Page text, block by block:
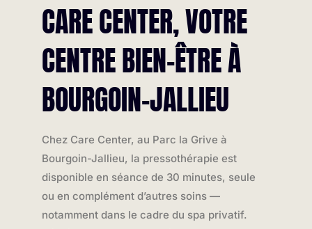
CARE CENTER, VOTRE
CENTRE BIEN-ÊTRE À
BOURGOIN-JALLIEU
Chez Care Center, au Parc la Grive à
Bourgoin-Jallieu, la pressothérapie est
disponible en séance de 30 minutes, seule
ou en complément d’autres soins —
notamment dans le cadre du spa privatif.